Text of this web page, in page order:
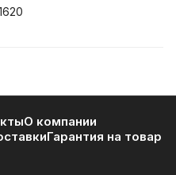
О компании
Гарантия на товар